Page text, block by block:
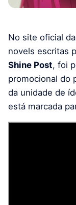
No site oficial
novels escritas
Shine Post, foi
promocional do
da unidade de
está marcada